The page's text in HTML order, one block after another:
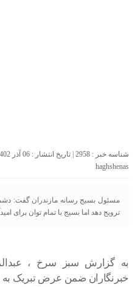
شناسه خبر : 2958 | تاریخ انتشار : 06 آذر 1402 - 12:25 | تعداد دیدگاه :
haghshenas
مسئول بسیج رسانه مازندران گفت:
ترویج دهد اما بسیج با تمام توان برای
به گزارش سبز سرخ ،
خبرنگاران ضمن عرض تبریک به